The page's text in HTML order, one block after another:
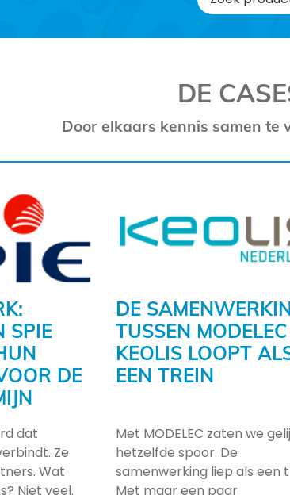
naar:
DE
Door elkaars kennis samen te
SPIE
DE
dat
Ze
Wat
Niet veel.
DE
TUSSEN
KEOLIS LOOPT
EEN TREIN
Met MODELEC zaten we
hetzelfde spoor. De
samenwerking liep als een
Met maar een paar